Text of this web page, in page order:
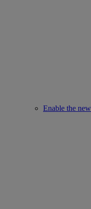
Enable the